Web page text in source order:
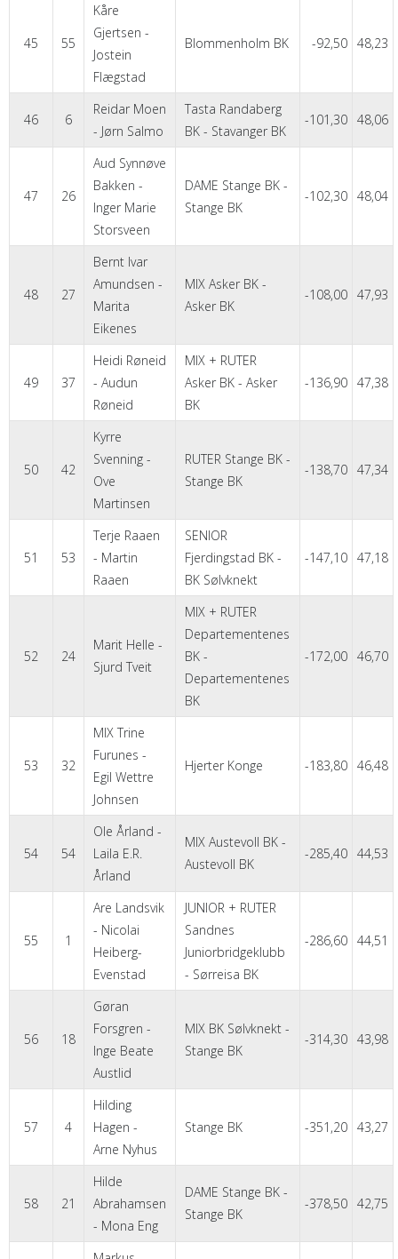
45 55
Kåre
Gjertsen -
Jostein
Flægstad
Blommenholm BK -92,50 48,23
46 6
Reidar Moen
- Jørn Salmo
Tasta Randaberg
BK - Stavanger BK
-101,30 48,06
47 26
Aud Synnøve
Bakken -
Inger Marie
Storsveen
DAME Stange BK -
Stange BK
-102,30 48,04
48 27
Bernt Ivar
Amundsen -
Marita
Eikenes
MIX Asker BK -
Asker BK
-108,00 47,93
49 37
Heidi Røneid
- Audun
Røneid
MIX + RUTER
Asker BK - Asker
BK
-136,90 47,38
50 42
Kyrre
Svenning -
Ove
Martinsen
RUTER Stange BK -
Stange BK
-138,70 47,34
51 53
Terje Raaen
- Martin
Raaen
SENIOR
Fjerdingstad BK -
BK Sølvknekt
-147,10 47,18
52 24
Marit Helle -
Sjurd Tveit
MIX + RUTER
Departementenes
BK -
Departementenes
BK
-172,00 46,70
53 32
MIX Trine
Furunes -
Egil Wettre
Johnsen
Hjerter Konge -183,80 46,48
54 54
Ole Årland -
Laila E.R.
Årland
MIX Austevoll BK -
Austevoll BK
-285,40 44,53
55 1
Are Landsvik
- Nicolai
Heiberg-
Evenstad
JUNIOR + RUTER
Sandnes
Juniorbridgeklubb
- Sørreisa BK
-286,60 44,51
56 18
Gøran
Forsgren -
Inge Beate
Austlid
MIX BK Sølvknekt -
Stange BK
-314,30 43,98
57 4
Hilding
Hagen -
Arne Nyhus
Stange BK -351,20 43,27
58 21
Hilde
Abrahamsen
- Mona Eng
DAME Stange BK -
Stange BK
-378,50 42,75